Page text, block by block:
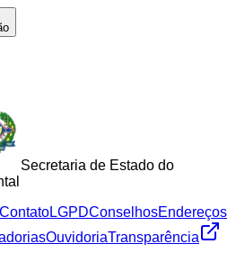
Secretaria de Estado do
ContatoLGPDConselhosEndereços
OuvidoriaTransparência